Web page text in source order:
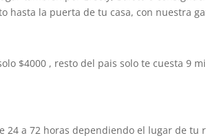
hasta la puerta de tu casa, con nuestra
$4000 , resto del pais solo te cuesta 9
a 72 horas dependiendo el lugar de